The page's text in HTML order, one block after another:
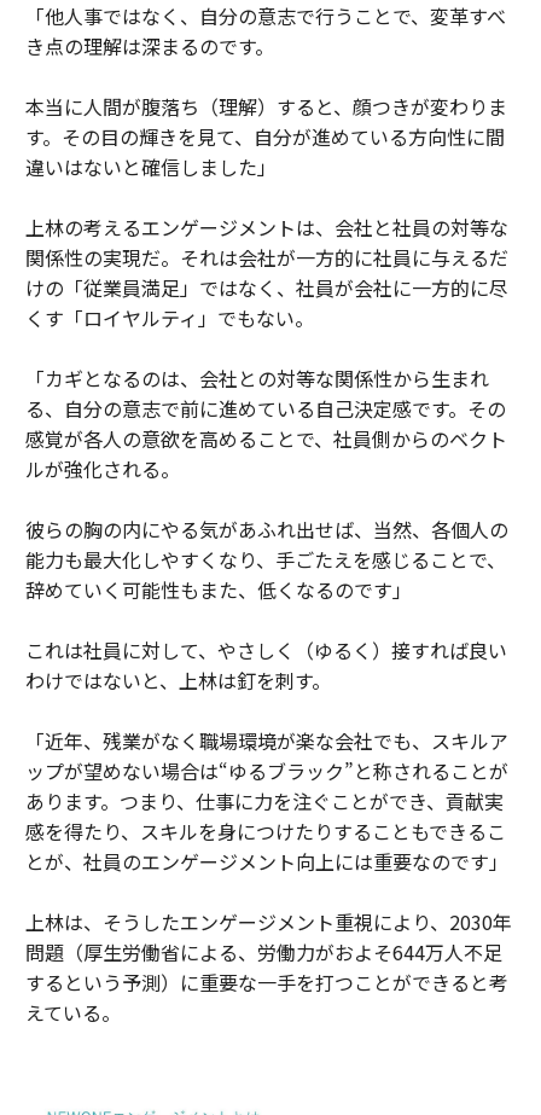
「他人事ではなく、自分の意志で行うことで、変革すべ
き点の理解は深まるのです。
本当に人間が腹落ち（理解）すると、顔つきが変わりま
す。その目の輝きを見て、自分が進めている方向性に間
違いはないと確信しました」
上林の考えるエンゲージメントは、会社と社員の対等な
関係性の実現だ。それは会社が一方的に社員に与えるだ
けの「従業員満足」ではなく、社員が会社に一方的に尽
くす「ロイヤルティ」でもない。
「カギとなるのは、会社との対等な関係性から生まれ
る、自分の意志で前に進めている自己決定感です。その
感覚が各人の意欲を高めることで、社員側からのベクト
ルが強化される。
彼らの胸の内にやる気があふれ出せば、当然、各個人の
能力も最大化しやすくなり、手ごたえを感じることで、
辞めていく可能性もまた、低くなるのです」
これは社員に対して、やさしく（ゆるく）接すれば良い
わけではないと、上林は釘を刺す。
「近年、残業がなく職場環境が楽な会社でも、スキルア
ップが望めない場合は“ゆるブラック”と称されることが
あります。つまり、仕事に力を注ぐことができ、貢献実
感を得たり、スキルを身につけたりすることもできるこ
とが、社員のエンゲージメント向上には重要なのです」
上林は、そうしたエンゲージメント重視により、2030年
問題（厚生労働省による、労働力がおよそ644万人不足
するという予測）に重要な一手を打つことができると考
えている。